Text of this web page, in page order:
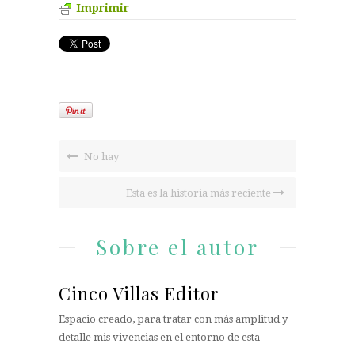
Imprimir
No hay
Esta es la historia más reciente
Sobre el autor
Cinco Villas Editor
Espacio creado, para tratar con más amplitud y
detalle mis vivencias en el entorno de esta